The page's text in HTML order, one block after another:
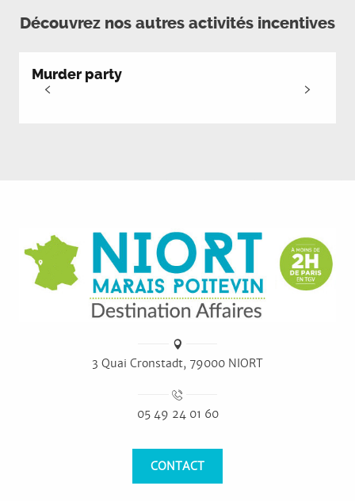
Découvrez nos autres activités incentives
Murder party
3 Quai Cronstadt, 79000 NIORT
05 49 24 01 60
CONTACT